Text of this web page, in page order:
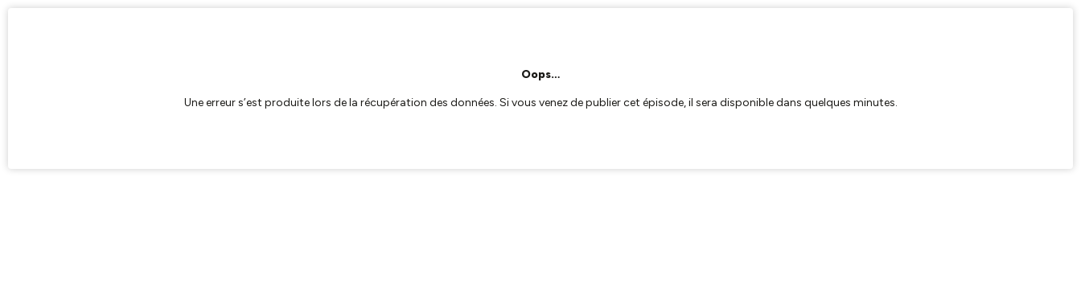
Oops…
Une erreur s’est produite lors de la récupération des données. Si vous venez de publier cet épisode, il sera disponible dans quelques minutes.